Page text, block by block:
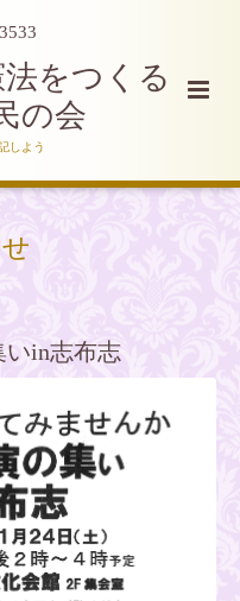
をつくる
の会
しよう
いin志布志